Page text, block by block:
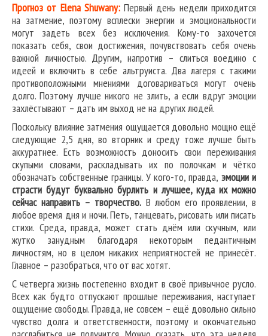
Прогноз от Elena Shuwany: Первый день недели приходится
на затмение, поэтому всплески энергии и эмоциональности
могут задеть всех без исключения. Кому-то захочется
показать себя, свои достижения, почувствовать себя очень
важной личностью. Другим, напротив – слиться воедино с
идеей и включить в себе альтруиста. Два лагеря с такими
противоположными мнениями договариваться могут очень
долго. Поэтому лучше никого не злить, а если вдруг эмоции
захлёстывают – дать им выход не на других людей.
Поскольку влияние затмения ощущается довольно мощно ещё
следующие 2,5 дня, во вторник и среду тоже лучше быть
аккуратнее. Есть возможность доносить свои переживания
скупыми словами, раскладывать их по полочкам и чётко
обозначать собственные границы. У кого-то, правда, эмоции и
страсти будут буквально бурлить и лучшее, куда их можно
сейчас направить – творчество.В любом его проявлении, в
любое время дня и ночи. Петь, танцевать, рисовать или писать
стихи. Среда, правда, может стать днём или скучным, или
жутко занудным благодаря некоторым педантичным
личностям, но в целом никаких неприятностей не принесёт.
Главное – разобраться, что от вас хотят.
С четверга жизнь постепенно входит в своё привычное русло.
Всех как будто отпускают прошлые переживания, наступает
ощущение свободы. Правда, не совсем – ещё довольно сильно
чувство долга и ответственности, поэтому и окончательно